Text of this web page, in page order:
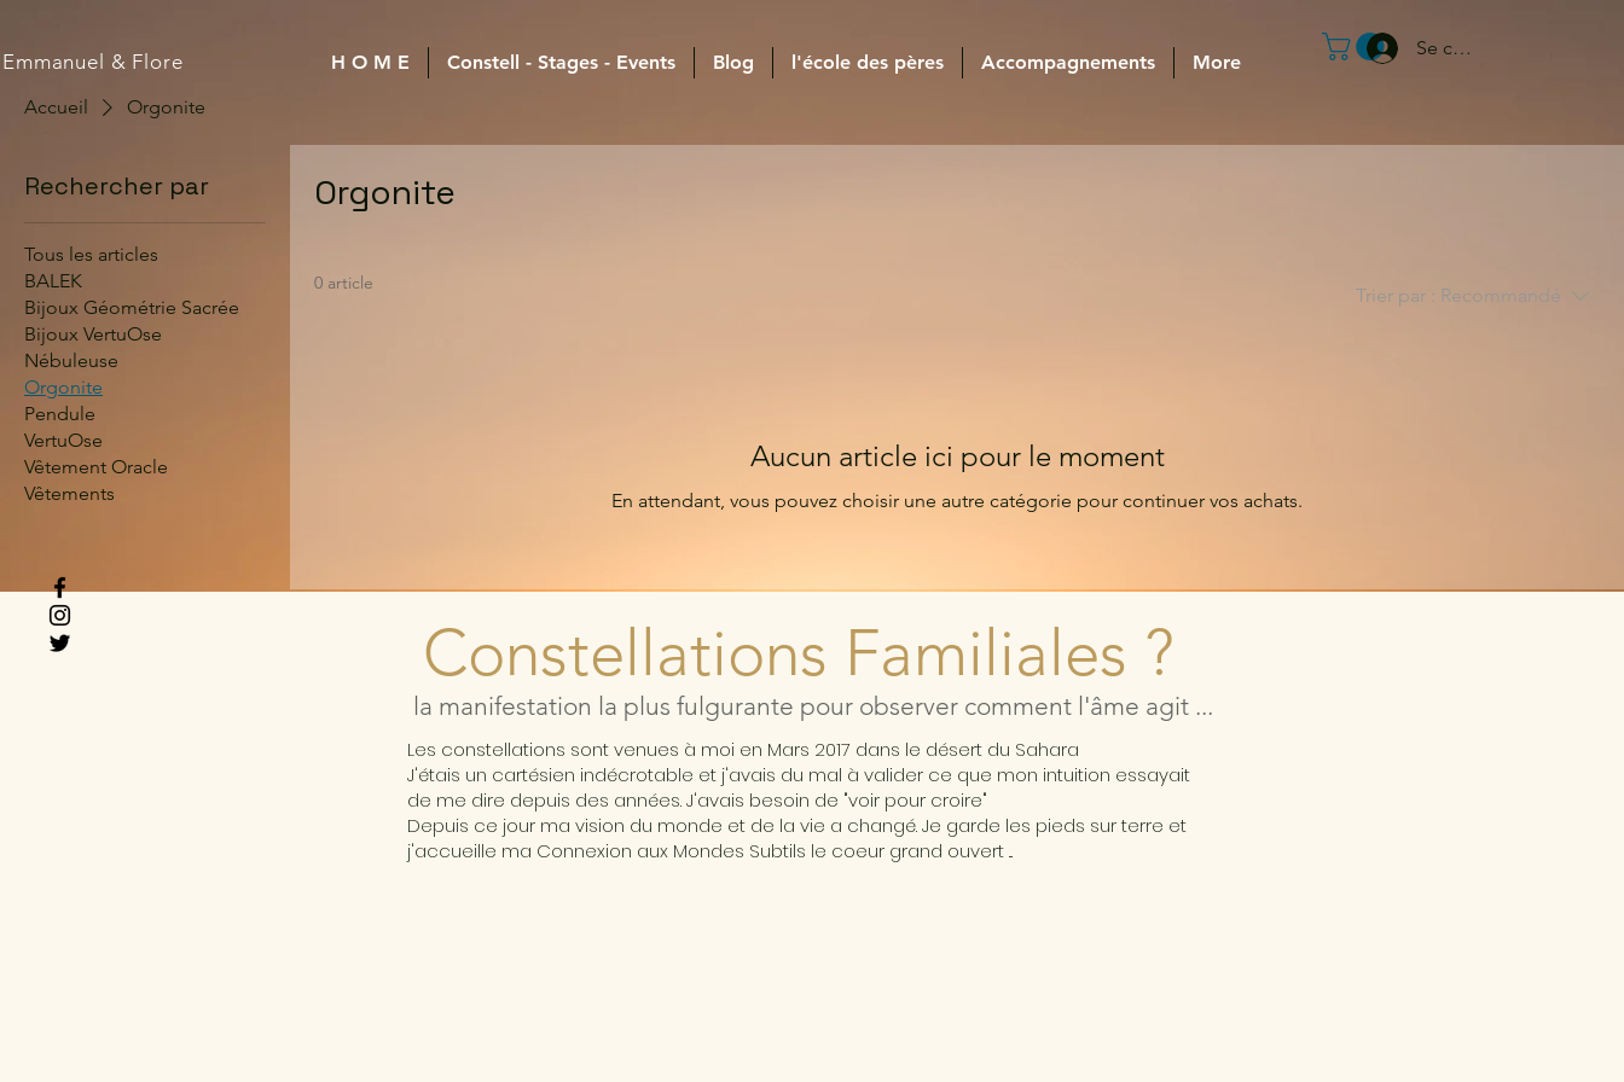
Se connecter
Emmanuel & Flore H O M E Constell - Stages - Events Blog l'école des pères Accompagnements
More
Accueil
Orgonite
Rechercher par
Tous les articles
BALEK
Bijoux Géométrie Sacrée
Bijoux VertuOse
Nébuleuse
Orgonite
Pendule
VertuOse
Vêtement Oracle
Vêtements
Orgonite
0 article
Trier par : Recommandé
Aucun article ici pour le moment
En attendant, vous pouvez choisir une autre catégorie pour continuer vos achats.
Constellations Familiales ?
la manifestation la plus fulgurante pour observer comment l'âme agit ...
Les constellations sont venues à moi en Mars 2017 dans le désert du Sahara
J'étais un cartésien indécrotable et j'avais du mal à valider ce que mon intuition essayait
de me dire depuis des années. J'avais besoin de "voir pour croire"
Depuis ce jour ma vision du monde et de la vie a changé. Je garde les pieds sur terre et
j'accueille ma Connexion aux Mondes Subtils le coeur grand ouvert ...